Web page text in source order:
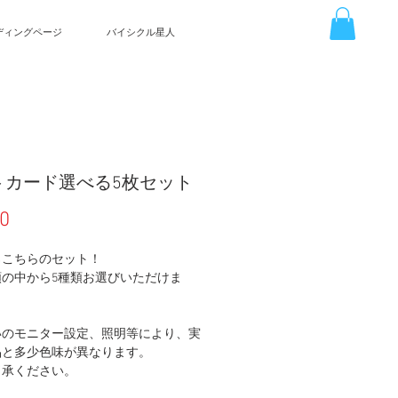
ィングページ バイシクル星人
カード選べる5枚セット
ちらのセット！
中から5種類お選びいただけま
モニター設定、照明等により、実
多少色味が異なります。
ください。